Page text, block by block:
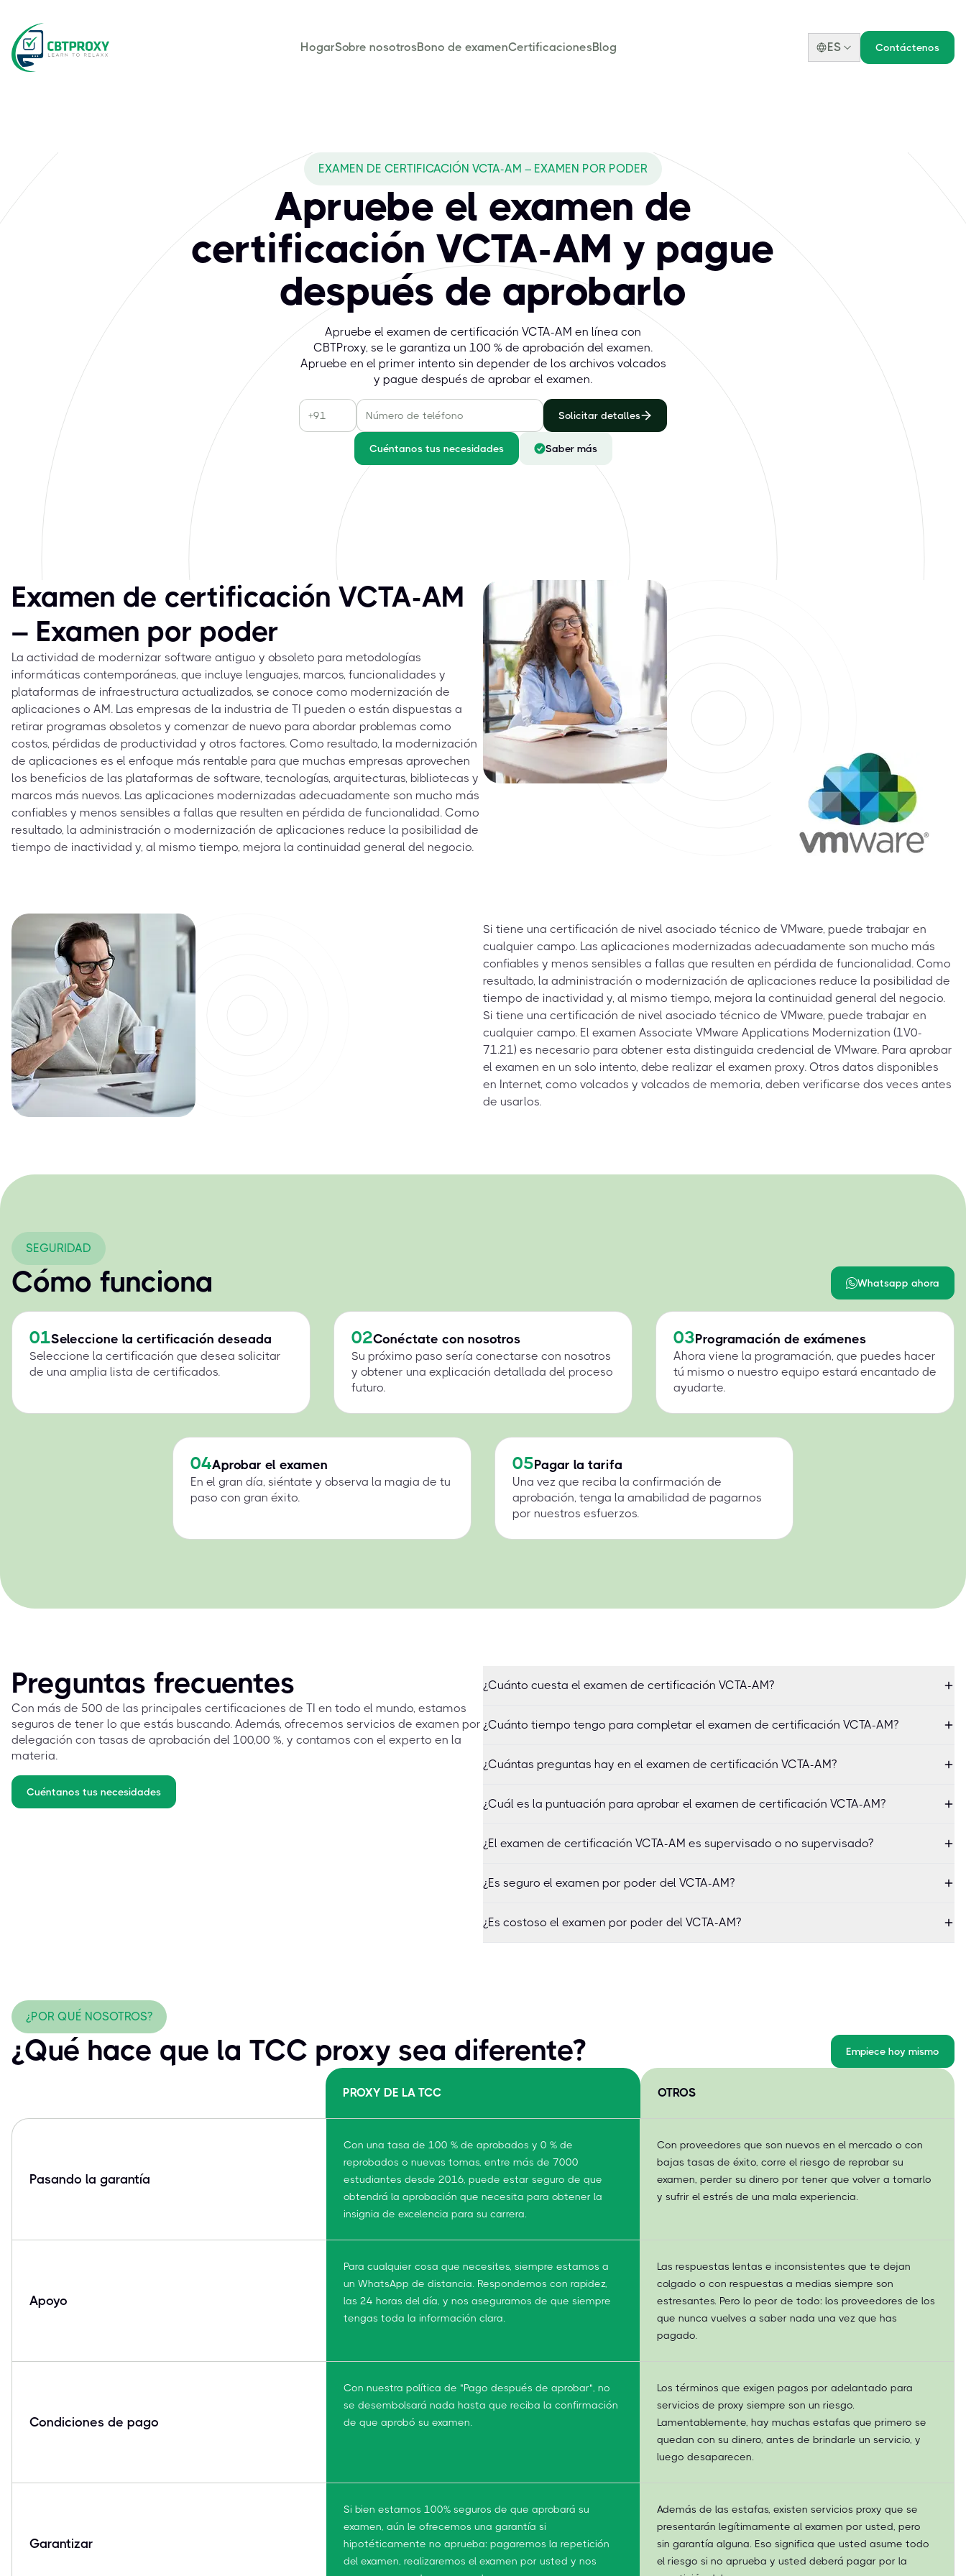
HogarSobre nosotrosBono de examenCertificacionesBlog ES Contáctenos
EXAMEN DE CERTIFICACIÓN VCTA-AM – EXAMEN POR PODER
Apruebe el examen de
certificación VCTA-AM y pague
después de aprobarlo
Apruebe el examen de certificación VCTA-AM en línea con
CBTProxy, se le garantiza un 100 % de aprobación del examen.
Apruebe en el primer intento sin depender de los archivos volcados
y pague después de aprobar el examen.
Solicitar detalles
Cuéntanos tus necesidades Saber más
Examen de certificación VCTA-AM
– Examen por poder
La actividad de modernizar software antiguo y obsoleto para metodologías
informáticas contemporáneas, que incluye lenguajes, marcos, funcionalidades y
plataformas de infraestructura actualizados, se conoce como modernización de
aplicaciones o AM. Las empresas de la industria de TI pueden o están dispuestas a
retirar programas obsoletos y comenzar de nuevo para abordar problemas como
costos, pérdidas de productividad y otros factores. Como resultado, la modernización
de aplicaciones es el enfoque más rentable para que muchas empresas aprovechen
los beneficios de las plataformas de software, tecnologías, arquitecturas, bibliotecas y
marcos más nuevos. Las aplicaciones modernizadas adecuadamente son mucho más
confiables y menos sensibles a fallas que resulten en pérdida de funcionalidad. Como
resultado, la administración o modernización de aplicaciones reduce la posibilidad de
tiempo de inactividad y, al mismo tiempo, mejora la continuidad general del negocio.
Si tiene una certificación de nivel asociado técnico de VMware, puede trabajar en
cualquier campo. Las aplicaciones modernizadas adecuadamente son mucho más
confiables y menos sensibles a fallas que resulten en pérdida de funcionalidad. Como
resultado, la administración o modernización de aplicaciones reduce la posibilidad de
tiempo de inactividad y, al mismo tiempo, mejora la continuidad general del negocio.
Si tiene una certificación de nivel asociado técnico de VMware, puede trabajar en
cualquier campo. El examen Associate VMware Applications Modernization (1V0-
71.21) es necesario para obtener esta distinguida credencial de VMware. Para aprobar
el examen en un solo intento, debe realizar el examen proxy. Otros datos disponibles
en Internet, como volcados y volcados de memoria, deben verificarse dos veces antes
de usarlos.
SEGURIDAD
Cómo funciona Whatsapp ahora
01Seleccione la certificación deseada
Seleccione la certificación que desea solicitar
de una amplia lista de certificados.
02Conéctate con nosotros
Su próximo paso sería conectarse con nosotros
y obtener una explicación detallada del proceso
futuro.
03Programación de exámenes
Ahora viene la programación, que puedes hacer
tú mismo o nuestro equipo estará encantado de
ayudarte.
04Aprobar el examen
En el gran día, siéntate y observa la magia de tu
paso con gran éxito.
05Pagar la tarifa
Una vez que reciba la confirmación de
aprobación, tenga la amabilidad de pagarnos
por nuestros esfuerzos.
Preguntas frecuentes
Con más de 500 de las principales certificaciones de TI en todo el mundo, estamos
seguros de tener lo que estás buscando. Además, ofrecemos servicios de examen por
delegación con tasas de aprobación del 100,00 %, y contamos con el experto en la
materia.
Cuéntanos tus necesidades
¿Cuánto cuesta el examen de certificación VCTA-AM?
¿Cuánto tiempo tengo para completar el examen de certificación VCTA-AM?
¿Cuántas preguntas hay en el examen de certificación VCTA-AM?
¿Cuál es la puntuación para aprobar el examen de certificación VCTA-AM?
¿El examen de certificación VCTA-AM es supervisado o no supervisado?
¿Es seguro el examen por poder del VCTA-AM?
¿Es costoso el examen por poder del VCTA-AM?
¿POR QUÉ NOSOTROS?
¿Qué hace que la TCC proxy sea diferente? Empiece hoy mismo
PROXY DE LA TCC OTROS
Pasando la garantía
Con una tasa de 100 % de aprobados y 0 % de
reprobados o nuevas tomas, entre más de 7000
estudiantes desde 2016, puede estar seguro de que
obtendrá la aprobación que necesita para obtener la
insignia de excelencia para su carrera.
Con proveedores que son nuevos en el mercado o con
bajas tasas de éxito, corre el riesgo de reprobar su
examen, perder su dinero por tener que volver a tomarlo
y sufrir el estrés de una mala experiencia.
Apoyo
Para cualquier cosa que necesites, siempre estamos a
un WhatsApp de distancia. Respondemos con rapidez,
las 24 horas del día, y nos aseguramos de que siempre
tengas toda la información clara.
Las respuestas lentas e inconsistentes que te dejan
colgado o con respuestas a medias siempre son
estresantes. Pero lo peor de todo: los proveedores de los
que nunca vuelves a saber nada una vez que has
pagado.
Condiciones de pago
Con nuestra política de "Pago después de aprobar", no
se desembolsará nada hasta que reciba la confirmación
de que aprobó su examen.
Los términos que exigen pagos por adelantado para
servicios de proxy siempre son un riesgo.
Lamentablemente, hay muchas estafas que primero se
quedan con su dinero, antes de brindarle un servicio, y
luego desaparecen.
Garantizar
Si bien estamos 100% seguros de que aprobará su
examen, aún le ofrecemos una garantía si
hipotéticamente no aprueba: pagaremos la repetición
del examen, realizaremos el examen por usted y nos
Además de las estafas, existen servicios proxy que se
presentarán legítimamente al examen por usted, pero
sin garantía alguna. Eso significa que usted asume todo
el riesgo si no aprueba y usted deberá pagar por la